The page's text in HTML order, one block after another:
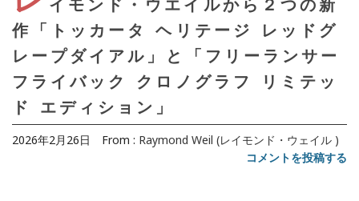
イモンド・ウエイルから２つの新
作「トッカータ ヘリテージ レッドグ
レープダイアル」と「フリーランサー
フライバック クロノグラフ リミテッ
ド エディション」
2026年2月26日 From : Raymond Weil (レイモンド・ウェイル )
コメントを投稿する